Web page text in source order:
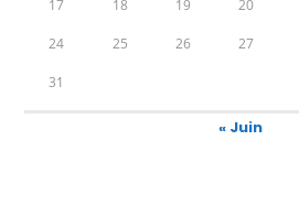
17 18 19 20
24 25 26 27
31
« Juin